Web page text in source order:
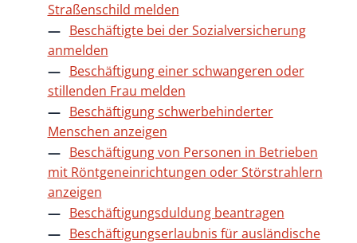
Straßenschild melden
Beschäftigte bei der Sozialversicherung
anmelden
Beschäftigung einer schwangeren oder
stillenden Frau melden
Beschäftigung schwerbehinderter
Menschen anzeigen
Beschäftigung von Personen in Betrieben
mit Röntgeneinrichtungen oder Störstrahlern
anzeigen
Beschäftigungsduldung beantragen
Beschäftigungserlaubnis für ausländische